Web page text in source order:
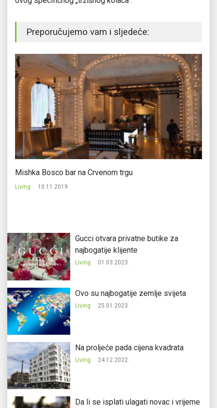
Preporučujemo vam i sljedeće:
Mishka Bosco bar na Crvenom trgu
Living 10.11.2019.
Gucci otvara privatne butike za
najbogatije klijente
Living 01.03.2023.
Ovo su najbogatije zemlje svijeta
Living 25.01.2023.
Na proljeće pada cijena kvadrata
Living 24.12.2022.
Da li se isplati ulagati novac i vrijeme